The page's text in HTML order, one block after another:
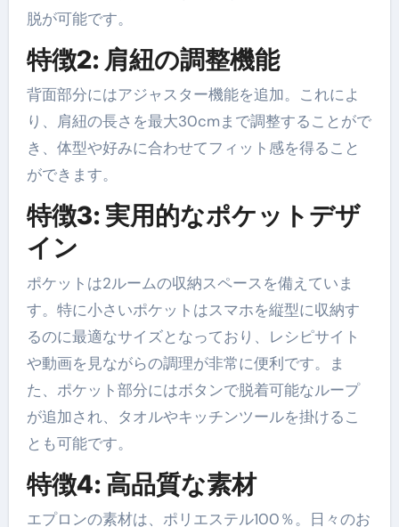
脱が可能です。
特徴2: 肩紐の調整機能
背面部分にはアジャスター機能を追加。これによ
り、肩紐の長さを最大30cmまで調整することがで
き、体型や好みに合わせてフィット感を得ること
ができます。
特徴3: 実用的なポケットデザ
イン
ポケットは2ルームの収納スペースを備えていま
す。特に小さいポケットはスマホを縦型に収納す
るのに最適なサイズとなっており、レシピサイト
や動画を見ながらの調理が非常に便利です。ま
た、ポケット部分にはボタンで脱着可能なループ
が追加され、タオルやキッチンツールを掛けるこ
とも可能です。
特徴4: 高品質な素材
エプロンの素材は、ポリエステル100％。日々のお